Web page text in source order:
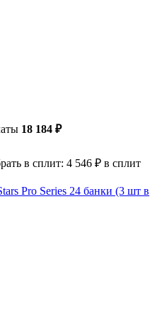
18 184 ₽
в сплит: 4 546 ₽ в сплит
Pro Series 24 банки (3 шт в